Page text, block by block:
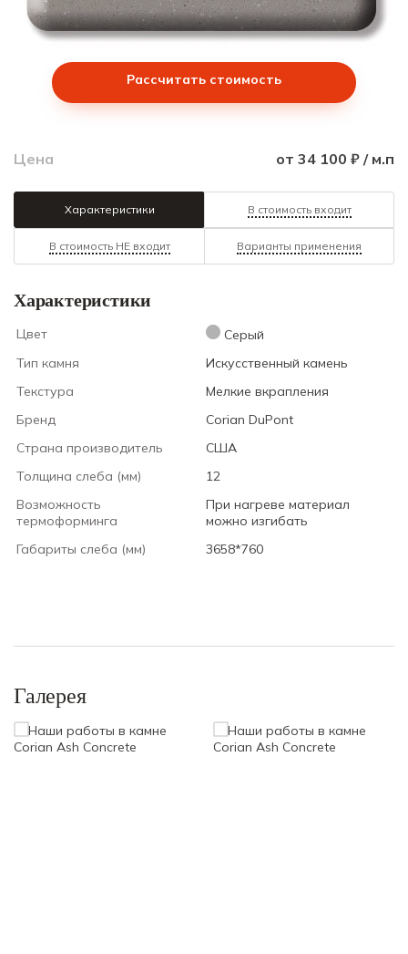
Рассчитать стоимость
Цена от 34 100 ₽ / м.п
Характеристики В стоимость входит
В стоимость НЕ входит Варианты применения
Характеристики
Цвет
Серый
Тип камня
Искусственный камень
Текстура
Мелкие вкрапления
Бренд
Corian DuPont
Страна производитель
США
Толщина слеба (мм)
12
Возможность
термоформинга
При нагреве материал
можно изгибать
Габариты слеба (мм)
3658*760
Галерея